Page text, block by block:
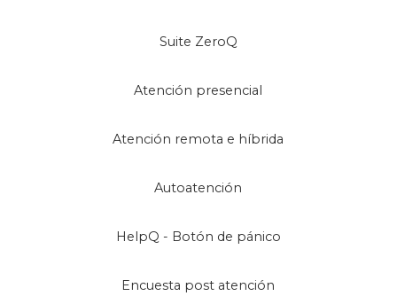
Suite ZeroQ
Atención presencial
Atención remota e híbrida
Autoatención
HelpQ - Botón de pánico
Encuesta post atención